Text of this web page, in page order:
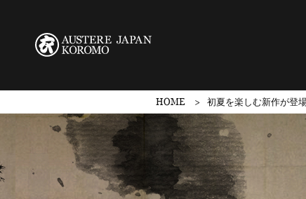
HOME 初夏を楽しむ新作が登